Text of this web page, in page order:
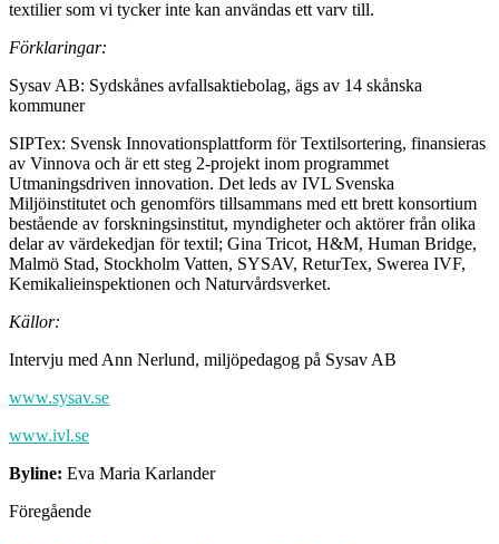
textilier som vi tycker inte kan användas ett varv till.
Förklaringar:
Sysav AB: Sydskånes avfallsaktiebolag, ägs av 14 skånska
kommuner
SIPTex: Svensk Innovationsplattform för Textilsortering, finansieras
av Vinnova och är ett steg 2-projekt inom programmet
Utmaningsdriven innovation. Det leds av IVL Svenska
Miljöinstitutet och genomförs tillsammans med ett brett konsortium
bestående av forskningsinstitut, myndigheter och aktörer från olika
delar av värdekedjan för textil; Gina Tricot, H&M, Human Bridge,
Malmö Stad, Stockholm Vatten, SYSAV, ReturTex, Swerea IVF,
Kemikalieinspektionen och Naturvårdsverket.
Källor:
Intervju med Ann Nerlund, miljöpedagog på Sysav AB
www.sysav.se
www.ivl.se
Byline: Eva Maria Karlander
Föregående